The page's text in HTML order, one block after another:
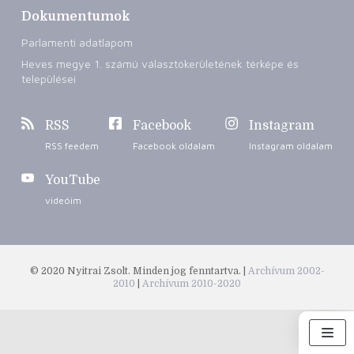
Dokumentumok
Parlamenti adatlapom
Heves megye 1. számú választókerületének térképe és
települései
RSS
RSS feedem
Facebook
Facebook oldalam
Instagram
Instagram oldalam
YouTube
videóim
© 2020 Nyitrai Zsolt. Minden jog fenntartva. | Archívum 2002-
2010
Archívum 2010-2020